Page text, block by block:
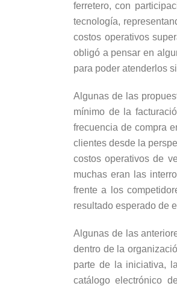
ferretero, con
tecnología,
costos operativos
obligó a pensar en
para poder atenderlos
Algunas de las
mínimo de la
frecuencia de compra
clientes desde la
costos operativos de
muchas eran las
frente a los
resultado esperado de
Algunas de las
dentro de la
parte de la iniciativa,
catálogo electrónico